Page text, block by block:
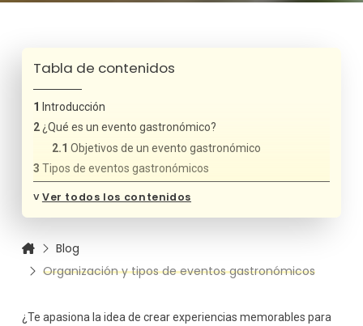
Tabla de contenidos
Introducción
¿Qué es un evento gastronómico?
Objetivos de un evento gastronómico
Tipos de eventos gastronómicos
Aperitivo o Vino Español
Cóctel
Merienda
˅Ver todos los contenidos
Blog
Organización y tipos de eventos gastronómicos
¿Te apasiona la idea de crear experiencias memorables para